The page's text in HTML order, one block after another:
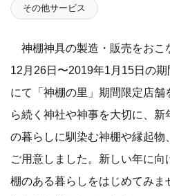
その他サービス
神棚神具の製造・販売をおこ
12月26日〜2019年1月15日の
にて「神棚の里」期間限定店
ら続く神社や神事を大切に、
の暮らしに馴染む神棚や縁起物
ご用意しました。新しい年に
棚のある暮らしをはじめてみま